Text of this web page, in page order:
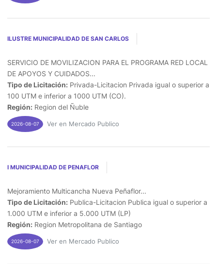
ILUSTRE MUNICIPALIDAD DE SAN CARLOS
SERVICIO DE MOVILIZACION PARA EL PROGRAMA RED LOCAL
DE APOYOS Y CUIDADOS...
Tipo de Licitación: Privada-Licitacion Privada igual o superior a
100 UTM e inferior a 1000 UTM (CO).
Región: Region del Ñuble
2026-08-07 Ver en Mercado Publico
I MUNICIPALIDAD DE PENAFLOR
Mejoramiento Multicancha Nueva Peñaflor...
Tipo de Licitación: Publica-Licitacion Publica igual o superior a
1.000 UTM e inferior a 5.000 UTM (LP)
Región: Region Metropolitana de Santiago
2026-08-07 Ver en Mercado Publico